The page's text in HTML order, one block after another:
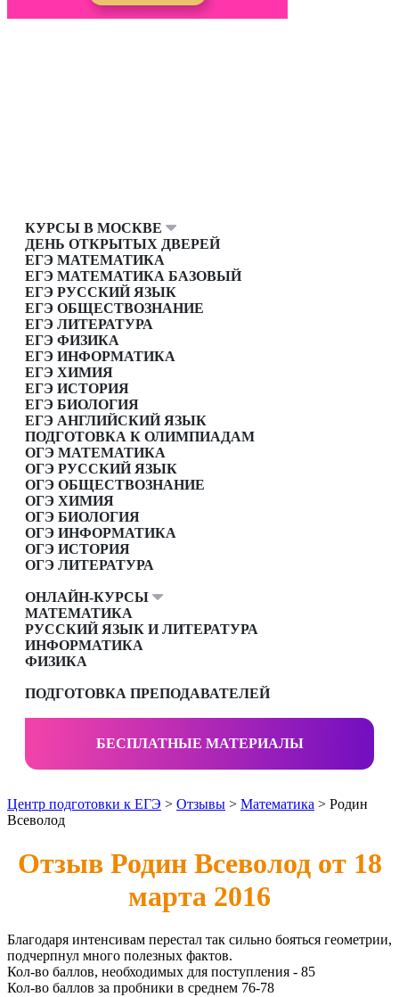
КУРСЫ В МОСКВЕ
ДЕНЬ ОТКРЫТЫХ ДВЕРЕЙ
ЕГЭ МАТЕМАТИКА
ЕГЭ МАТЕМАТИКА БАЗОВЫЙ
ЕГЭ РУССКИЙ ЯЗЫК
ЕГЭ ОБЩЕСТВОЗНАНИЕ
ЕГЭ ЛИТЕРАТУРА
ЕГЭ ФИЗИКА
ЕГЭ ИНФОРМАТИКА
ЕГЭ ХИМИЯ
ЕГЭ ИСТОРИЯ
ЕГЭ БИОЛОГИЯ
ЕГЭ АНГЛИЙСКИЙ ЯЗЫК
ПОДГОТОВКА К ОЛИМПИАДАМ
ОГЭ МАТЕМАТИКА
ОГЭ РУССКИЙ ЯЗЫК
ОГЭ ОБЩЕСТВОЗНАНИЕ
ОГЭ ХИМИЯ
ОГЭ БИОЛОГИЯ
ОГЭ ИНФОРМАТИКА
ОГЭ ИСТОРИЯ
ОГЭ ЛИТЕРАТУРА
ОНЛАЙН-КУРСЫ
МАТЕМАТИКА
РУССКИЙ ЯЗЫК И ЛИТЕРАТУРА
ИНФОРМАТИКА
ФИЗИКА
ПОДГОТОВКА ПРЕПОДАВАТЕЛЕЙ
БЕСПЛАТНЫЕ МАТЕРИАЛЫ
Центр подготовки к ЕГЭ > Отзывы > Математика > Родин
Всеволод
Отзыв Родин Всеволод от 18
марта 2016
Благодаря интенсивам перестал так сильно бояться геометрии,
подчерпнул много полезных фактов.
Кол-во баллов, необходимых для поступления - 85
Кол-во баллов за пробники в среднем 76-78